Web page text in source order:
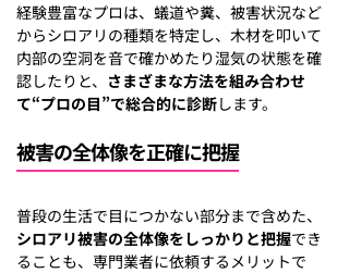
経験豊富なプロは、蟻道や糞、被害状況など
からシロアリの種類を特定し、木材を叩いて
内部の空洞を音で確かめたり湿気の状態を確
認したりと、 さまざまな方法を組み合わせ
て“プロの目”で総合的に診断します。
被害の全体像を正確に把握
普段の生活で目につかない部分まで含めた、
シロアリ被害の全体像をしっかりと把握でき
ることも、専門業者に依頼するメリットで